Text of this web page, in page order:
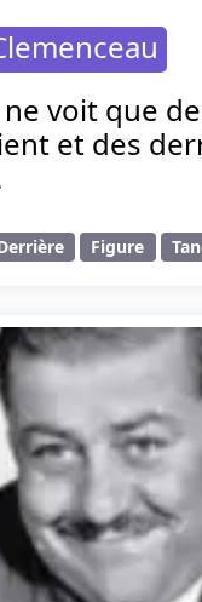
ne voit que
et des
Figure